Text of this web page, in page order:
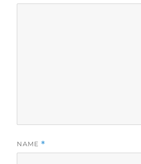
NAME *